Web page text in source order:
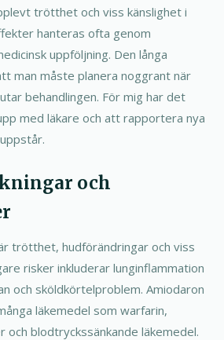
trötthet och viss känslighet i
hanteras ofta genom
uppföljning. Den långa
man måste planera noggrant när
behandlingen. För mig har det
med läkare och att rapportera nya
och
trötthet, hudförändringar och viss
risker inkluderar lunginflammation
och sköldkörtelproblem. Amiodaron
läkemedel som warfarin,
och blodtryckssänkande läkemedel.